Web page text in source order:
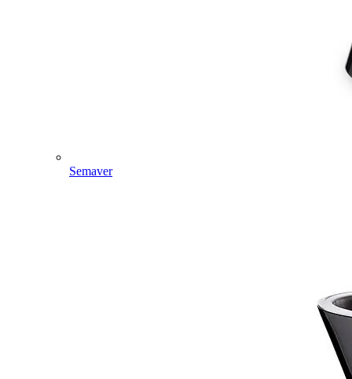
Semaver